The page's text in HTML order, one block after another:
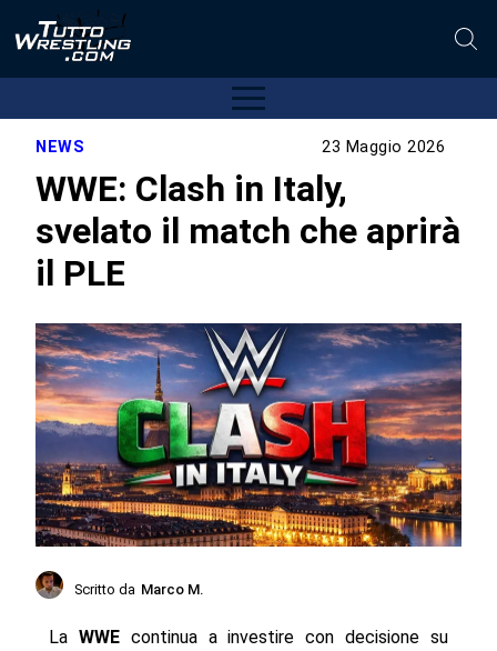
NEWS 23 Maggio 2026
WWE: Clash in Italy,
svelato il match che aprirà
il PLE
Scritto da Marco M.
La WWEcontinua a investire con decisione su